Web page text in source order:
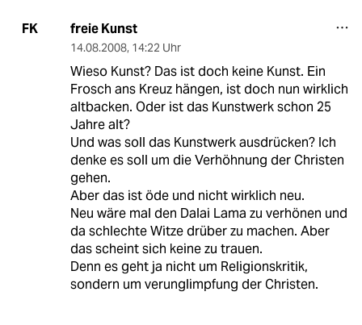
FK freie Kunst
14.08.2008, 14:22 Uhr
Wieso Kunst? Das ist doch keine Kunst. Ein
Frosch ans Kreuz hängen, ist doch nun wirklich
altbacken. Oder ist das Kunstwerk schon 25
Jahre alt?
Und was soll das Kunstwerk ausdrücken? Ich
denke es soll um die Verhöhnung der Christen
gehen.
Aber das ist öde und nicht wirklich neu.
Neu wäre mal den Dalai Lama zu verhönen und
da schlechte Witze drüber zu machen. Aber
das scheint sich keine zu trauen.
Denn es geht ja nicht um Religionskritik,
sondern um verunglimpfung der Christen.